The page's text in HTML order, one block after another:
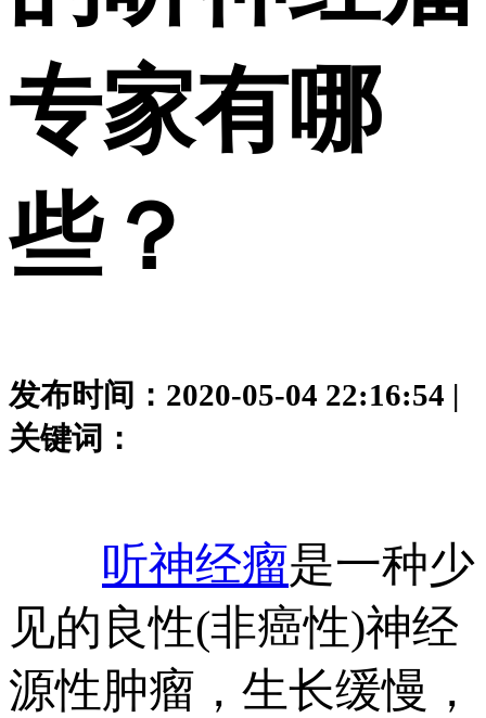
专家有哪
些？
发布时间：2020-05-04 22:16:54 |
关键词：
听神经瘤是一种少
见的良性(非癌性)神经
源性肿瘤，生长缓慢，